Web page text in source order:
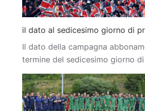
il dato al sedicesimo giorno di
Il dato della campagna
termine del sedicesimo giorno